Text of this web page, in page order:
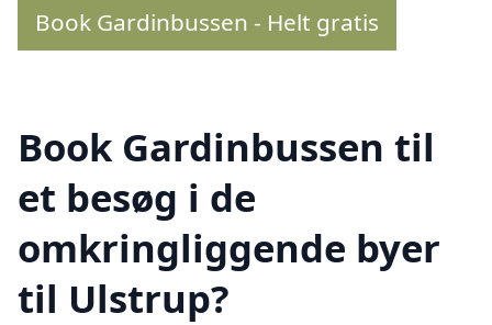
Book Gardinbussen - Helt gratis
Book Gardinbussen til
et besøg i de
omkringliggende byer
til Ulstrup?